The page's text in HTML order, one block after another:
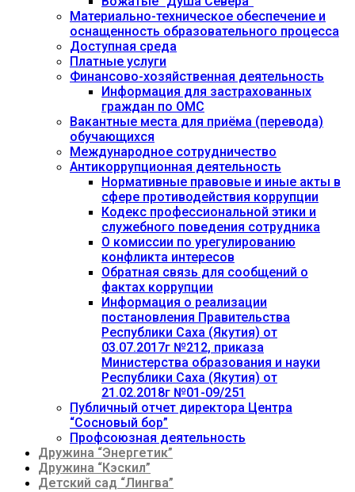
Материально-техническое обеспечение и
оснащенность образовательного процесса
Доступная среда
Платные услуги
Финансово-хозяйственная деятельность
Информация для застрахованных
граждан по ОМС
Вакантные места для приёма (перевода)
обучающихся
Международное сотрудничество
Антикоррупционная деятельность
Нормативные правовые и иные акты в
сфере противодействия коррупции
Кодекс профессиональной этики и
служебного поведения сотрудника
О комиссии по урегулированию
конфликта интересов
Обратная связь для сообщений о
фактах коррупции
Информация о реализации
постановления Правительства
Республики Саха (Якутия) от
03.07.2017г №212, приказа
Министерства образования и науки
Республики Саха (Якутия) от
21.02.2018г №01-09/251
Публичный отчет директора Центра
“Сосновый бор”
Профсоюзная деятельность
Дружина “Энергетик”
Дружина “Кэскил”
Детский сад “Лингва”